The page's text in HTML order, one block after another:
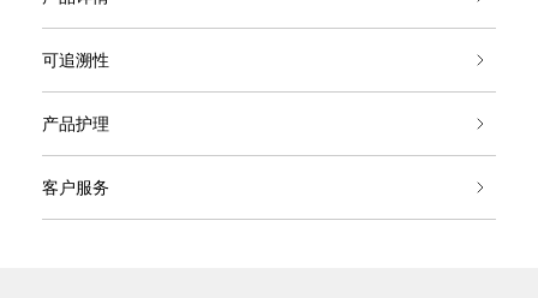
可追溯性
产品护理
客户服务